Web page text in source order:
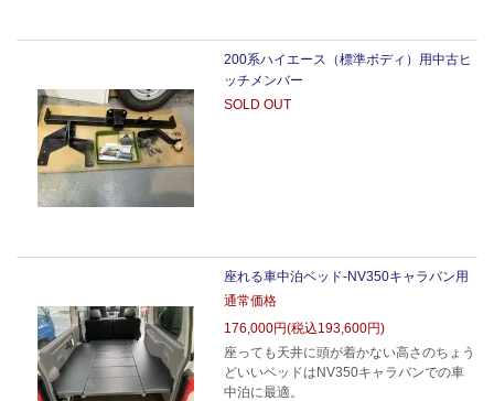
200系ハイエース（標準ボディ）用中古ヒ
ッチメンバー
SOLD OUT
座れる車中泊ベッド-NV350キャラバン用
通常価格
176,000円(税込193,600円)
座っても天井に頭が着かない高さのちょう
どいいベッドはNV350キャラバンでの車
中泊に最適。